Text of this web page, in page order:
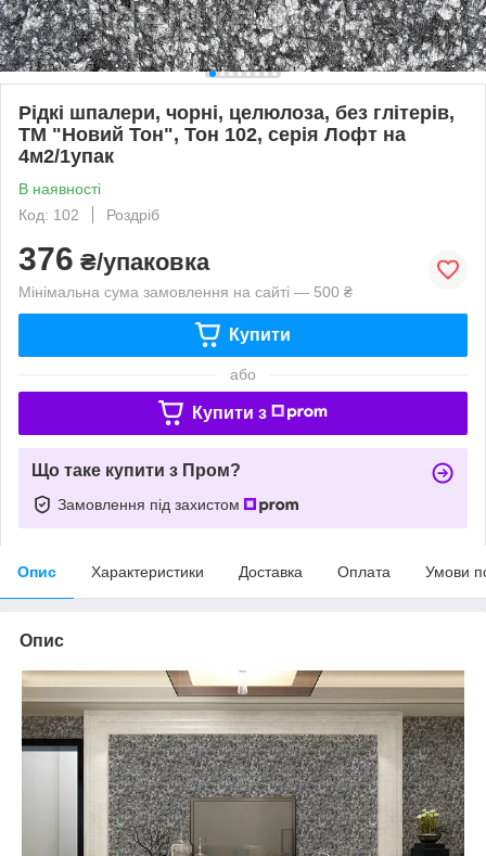
Рідкі шпалери, чорні, целюлоза, без глітерів,
ТМ "Новий Тон", Тон 102, серія Лофт на
4м2/1упак
В наявності
Код: 102
Роздріб
376 ₴/упаковка
Мінімальна сума замовлення на сайті — 500 ₴
Купити
або
Купити з
Що таке купити з Пром?
Замовлення під захистом
Опис Характеристики Доставка Оплата Умови
Опис